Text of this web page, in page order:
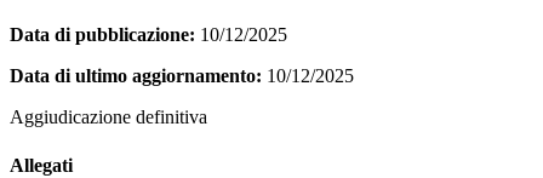
Data di pubblicazione: 10/12/2025
Data di ultimo aggiornamento: 10/12/2025
Aggiudicazione definitiva
Allegati